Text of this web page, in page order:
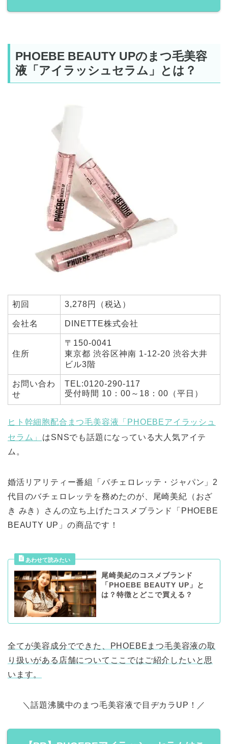
PHOEBE BEAUTY UPのまつ毛美容
液「アイラッシュセラム」とは？
初回 3,278円（税込）
会社名 DINETTE株式会社
住所
〒150-0041
東京都 渋谷区神南 1-12-20 渋谷大井
ビル3階
お問い合わ
せ
TEL:0120-290-117
受付時間 10：00～18：00（平日）
ヒト幹細胞配合まつ毛美容液「PHOEBEアイラッシュ
セラム」
はSNSでも話題になっている大人気アイテ
ム。
婚活リアリティー番組「バチェロレッテ・ジャパン」2
代目のバチェロレッテを務めたのが、尾崎美紀（おざ
き みき）さんの立ち上げたコスメブランド「PHOEBE
BEAUTY UP」の商品です！
尾崎美紀のコスメブランド
「PHOEBE BEAUTY UP」と
は？特徴とどこで買える？
全てが美容成分でできた、PHOEBEまつ毛美容液の取
り扱いがある店舗についてここではご紹介したいと思
います。
＼話題沸騰中のまつ毛美容液で目ヂカラUP！／